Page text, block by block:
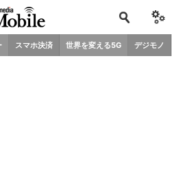
スマホ決済 世界を変える5G デジモノ